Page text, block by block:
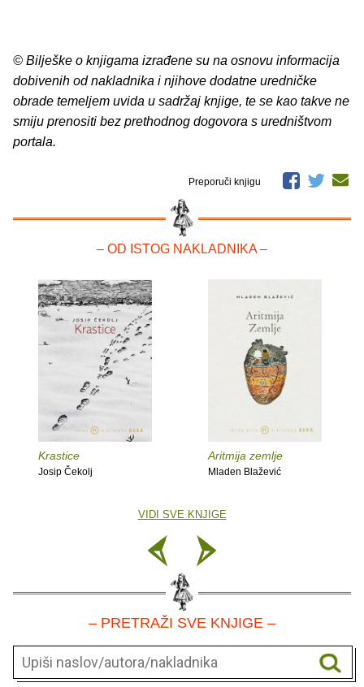
© Bilješke o knjigama izrađene su na osnovu informacija
dobivenih od nakladnika i njihove dodatne uredničke
obrade temeljem uvida u sadržaj knjige, te se kao takve ne
smiju prenositi bez prethodnog dogovora s uredništvom
portala.
Preporuči knjigu
– OD ISTOG NAKLADNIKA –
Krastice
Josip Čekolj
Aritmija zemlje
Mladen Blažević
VIDI SVE KNJIGE
– PRETRAŽI SVE KNJIGE –